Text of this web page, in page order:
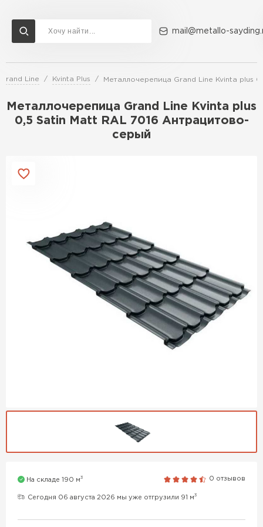
mail@metallo-
Line Kvinta Plus Металлочерепица Grand Line Kvinta plus
Металлочерепица Grand Line Kvinta plus
0,5 Satin Мatt RAL 7016 Антрацитово-
серый
На складе 190 м3 0 отзывов
Сегодня 06 августа 2026 мы уже отгрузили 91 м3
Доставка и оплата Акции О компании Контакты
Перейти в каталог